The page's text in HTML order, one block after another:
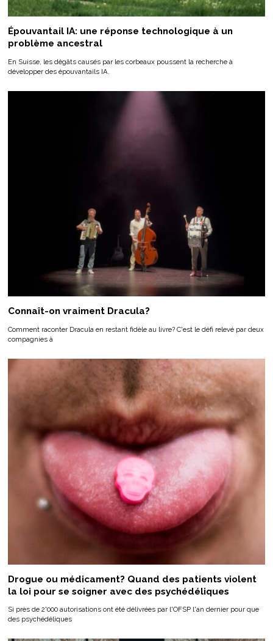
Épouvantail IA: une réponse technologique à un
problème ancestral
En Suisse, les dégâts causés par les corbeaux poussent la recherche à
développer des épouvantails IA.
Connaît-on vraiment Dracula?
Comment raconter Dracula en restant fidèle au livre? C'est le défi relevé par deux
compagnies à
Drogue ou médicament? Quand des patients violent
la loi pour se soigner avec des psychédéliques
Si près de 2'000 autorisations ont été délivrées par l'OFSP l'an dernier pour que
des psychédéliques